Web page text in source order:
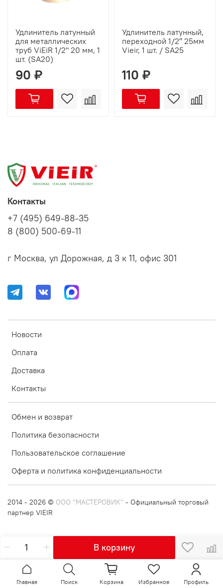
В корзину
Удлинитель латунный
для металлических
труб ViEiR 1/2" 20 мм, 1
шт. (SA20)
90 ₽
Удлинитель латунный,
переходной 1/2″ 25мм
Vieir, 1 шт. / SA25
110 ₽
Новости
Оплата
Доставка
Контакты
Обмен и возврат
Политика безопасности
Пользовательское соглашение
Оферта и политика конфиденциальности
Контакты
+7 (495) 649-88-35
8 (800) 500-69-11
г Москва, ул Дорожная, д 3 к 11, офис 301
2014 - 2026 © ООО "МАСТЕРОВИК" - Официальный торговый
партнер VIEIR
Главная Поиск Корзина Избранное Профиль